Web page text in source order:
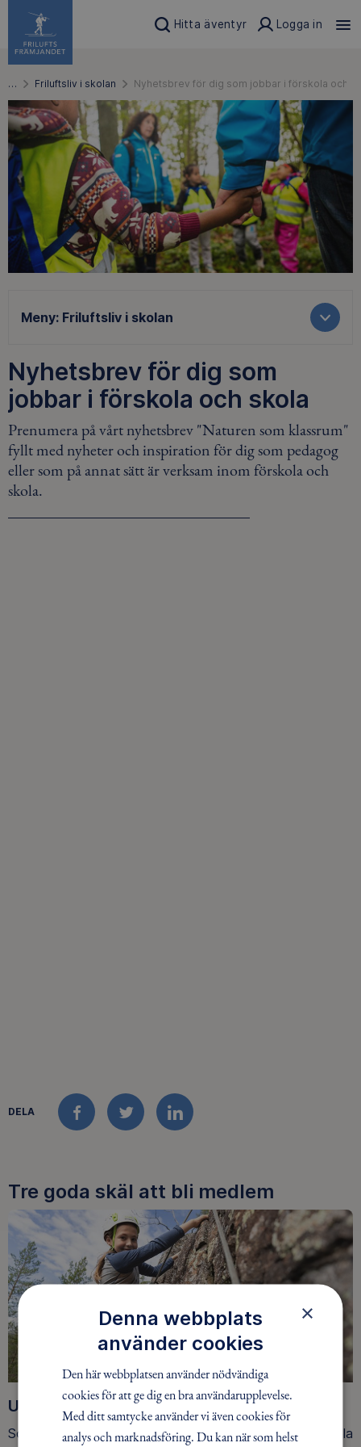
Hitta äventyr Logga in
… Friluftsliv i skolan Nyhetsbrev för dig som jobbar i förskola och
Meny: Friluftsliv i skolan
Nyhetsbrev för dig som
jobbar i förskola och skola
Prenumera på vårt nyhetsbrev "Naturen som klassrum"
fyllt med nyheter och inspiration för dig som pedagog
eller som på annat sätt är verksam inom förskola och
skola.
DELA
FACEBOOKTWITTERLINKEDIN
Tre goda skäl att bli medlem
Upptäck nya äventyr
Som medlem har du tillgång till alla våra äventyr, över hela
×
Denna webbplats
använder cookies
Den här webbplatsen använder nödvändiga
cookies för att ge dig en bra användarupplevelse.
Med ditt samtycke använder vi även cookies för
analys och marknadsföring. Du kan när som helst